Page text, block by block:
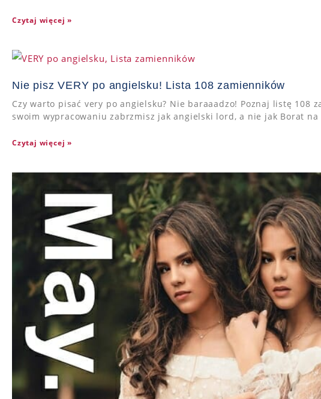
Czytaj więcej »
Nie pisz VERY po angielsku! Lista 108 zamienników
Czy warto pisać very po angielsku? Nie baraaadzo! Poznaj listę 108
swoim wypracowaniu zabrzmisz jak angielski lord, a nie jak Borat na
Czytaj więcej »